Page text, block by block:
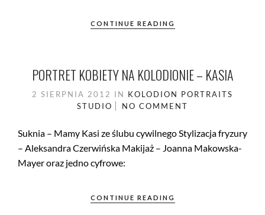
CONTINUE READING
PORTRET KOBIETY NA KOLODIONIE – KASIA
2 SIERPNIA 2012 IN KOLODION PORTRAITS
STUDIO
NO COMMENT
Suknia – Mamy Kasi ze ślubu cywilnego Stylizacja fryzury
– Aleksandra Czerwińska Makijaż – Joanna Makowska-
Mayer oraz jedno cyfrowe:
CONTINUE READING